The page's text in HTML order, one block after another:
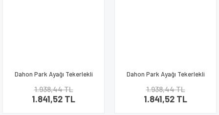
Dahon Park Ayağı Tekerlekli
1.938,44 TL
1.841,52 TL
Dahon Park Ayağı Tekerlekli
1.938,44 TL
1.841,52 TL